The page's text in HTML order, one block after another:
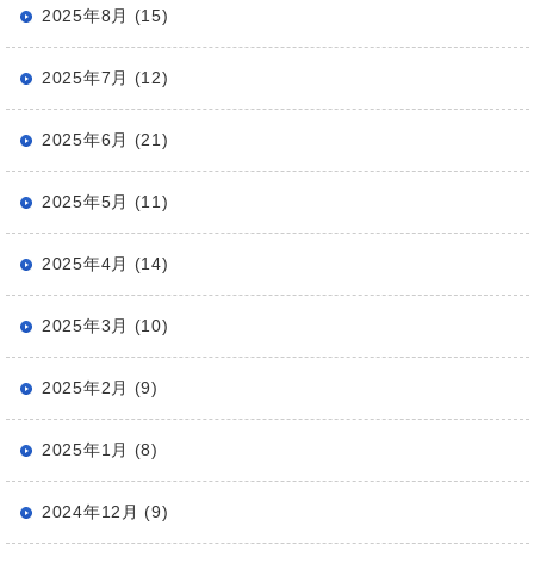
2025年8月 (15)
2025年7月 (12)
2025年6月 (21)
2025年5月 (11)
2025年4月 (14)
2025年3月 (10)
2025年2月 (9)
2025年1月 (8)
2024年12月 (9)